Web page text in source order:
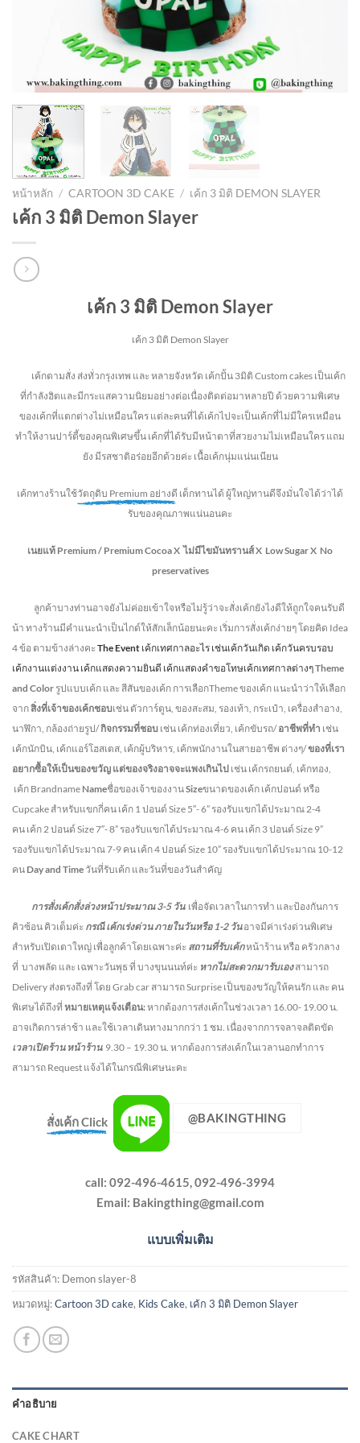
หน้าหลัก / CARTOON 3D CAKE / เค้ก 3 มิติ DEMON SLAYER
เค้ก 3 มิติ Demon Slayer
เค้ก 3 มิติ Demon Slayer
เค้ก 3 มิติ Demon Slayer
เค้กตามสั่ง ส่งทั่วกรุงเทพ และ หลายจังหวัด เค้กปั้น 3มิติ Custom cakes เป็นเค้ก
ที่กำลังฮิตและมีกระแสความนิยมอย่างต่อเนื่องติดต่อมาหลายปี ด้วยความพิเศษ
ของเค้กที่แตกต่างไม่เหมือนใคร แต่ละคนที่ได้เค้กไปจะเป็นเค้กที่ไม่มีใครเหมือน
ทำให้งานปาร์ตี้ของคุณพิเศษขึ้น เค้กที่ได้รับมีหน้าตาที่สวยงามไม่เหมือนใคร แถม
ยัง มีรสชาติอร่อยอีกด้วยค่ะ เนื้อเค้กนุ่มแน่นเนียน
เค้กทางร้านใช้วัตถุดิบ Premium อย่างดี เด็กทานได้ ผู้ใหญ่ทานดีจึงมั่นใจได้ว่าได้
รับของคุณภาพแน่นอนคะ
เนยแท้ Premium / Premium CocoaX ไม่มีไขมันทรานส์X Low SugarX No
preservatives
ลูกค้าบางท่านอาจยังไม่ค่อยเข้าใจหรือไม่รู้ว่าจะสั่งเค้กยังไงดีให้ถูกใจคนรับดี
น้า ทางร้านมีคำแนะนำเป็นไกด์ให้สักเล็กน้อยนะคะ เริ่มการสั่งเค้กง่ายๆ โดยคิด Idea
4 ข้อ ตามข้างล่างคะ The Event เค้กเทศกาลอะไร เช่นเค้กวันเกิด เค้กวันครบรอบ
เค้กงานแต่งงาน เค้กแสดงความยินดี เค้กแสดงคำขอโทษเค้กเทศกาลต่างๆTheme
and Color รูปแบบเค้ก และ สีสันของเค้ก การเลือกTheme ของเค้ก แนะนำว่าให้เลือก
จากสิ่งที่เจ้าของเค้กชอบเช่น ตัวการ์ตูน, ของสะสม, รองเท้า, กระเป๋า, เครื่องสำอาง,
นาฬิกา, กล้องถ่ายรูป/กิจกรรมที่ชอบ เช่น เค้กท่องเที่ยว, เค้กขับรถ/อาชีพที่ทำ เช่น
เค้กนักบิน, เค้กแอร์โฮสเตส, เค้กผู้บริหาร, เค้กพนักงานในสายอาชีพ ต่างๆ/ของที่เรา
อยากซื้อให้เป็นของขวัญ แต่ของจริงอาจจะแพงเกินไป เช่น เค้กรถยนต์, เค้กทอง,
เค้ก Brandname Nameชื่อของเจ้าของงานSizeขนาดของเค้ก เค้กปอนด์ หรือ
Cupcake สำหรับแขกกี่คน เค้ก 1 ปอนด์ Size 5″- 6” รองรับแขกได้ประมาณ 2-4
คน เค้ก 2 ปอนด์ Size 7″- 8” รองรับแขกได้ประมาณ 4-6 คน เค้ก 3 ปอนด์ Size 9”
รองรับแขกได้ประมาณ 7-9 คน เค้ก 4 ปอนด์ Size 10” รองรับแขกได้ประมาณ 10-12
คน Day and Time วันที่รับเค้ก และวันที่ของวันสำคัญ
การสั่งเค้กสั่งล่วงหน้าประมาณ3-5 วัน เพื่อจัดเวลาในการทำ และป้องกันการ
คิวซ้อน คิวเต็มค่ะ กรณี เค้กเร่งด่วนภายในวันหรือ 1-2 วัน อาจมีค่าเร่งด่วนพิเศษ
สำหรับเปิดเตาใหญ่ เพื่อลูกค้าโดยเฉพาะค่ะ สถานที่รับเค้กหน้าร้าน หรือ ครัวกลาง
ที่ บางพลัด และ เฉพาะวันพุธ ที่ บางขุนนนท์ค่ะ หากไม่สะดวกมารับเองสามารถ
Delivery ส่งตรงถึงที่ โดย Grab car สามารถ Surprise เป็นของขวัญให้คนรัก และ คน
พิเศษได้ถึงที่ หมายเหตุแจ้งเตือน:หากต้องการส่งเค้กในช่วงเวลา 16.00- 19.00 น.
อาจเกิดการล่าช้า และใช้เวลาเดินทางมากกว่า 1 ชม. เนื่องจากการจลาจลติดขัด
เวลาเปิดร้าน หน้าร้าน 9.30 – 19.30 น. หากต้องการส่งเค้กในเวลานอกทำการ
สามารถ Request แจ้งได้ในกรณีพิเศษนะคะ
สั่งเค้ก Click @BAKINGTHING
call: 092-496-4615, 092-496-3994
Email: Bakingthing@gmail.com
แบบเพิ่มเติม
รหัสสินค้า: Demon slayer-8
หมวดหมู่:Cartoon 3D cake, Kids Cake, เค้ก 3 มิติ Demon Slayer
คำอธิบาย
CAKE CHART